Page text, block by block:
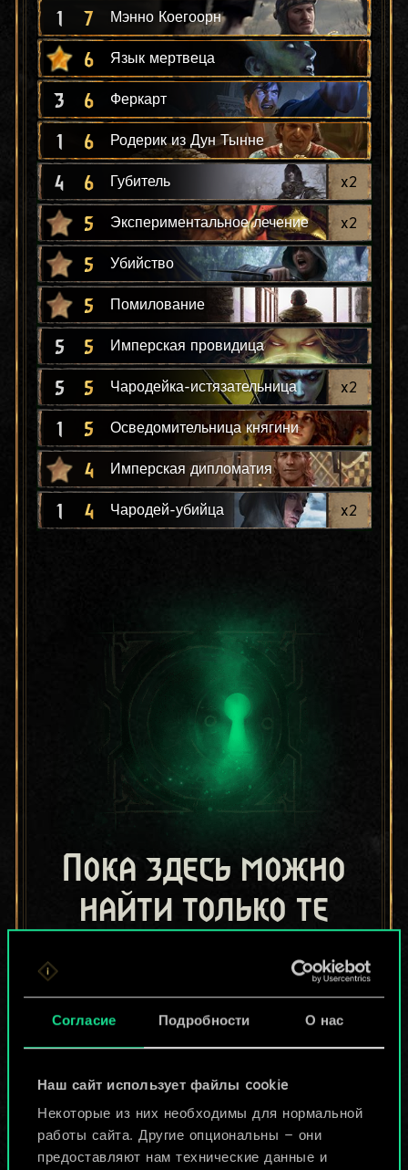
Согласие Подробности О нас
Наш сайт использует файлы cookie
Некоторые из них необходимы для нормальной
работы сайта. Другие опциональны — они
предоставляют нам технические данные и
1 7 Мэнно Коегоорн
6 Язык мертвеца
3 6 Феркарт
1 6 Родерик из Дун Тынне
4 6 Губитель x2
5 Экспериментальное лечение x2
5 Убийство
5 Помилование
5 5 Имперская провидица
5 5 Чародейка-истязательница x2
1 5 Осведомительница княгини
4 Имперская дипломатия
1 4 Чародей-убийца x2
Пока здесь можно
найти только те
поделились другие
игроки.
больше!